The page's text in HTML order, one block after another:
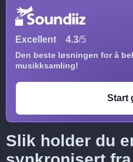
Excellent 4.3/5
Den beste løsningen for å
musikksamling!
Start
Slik holder du